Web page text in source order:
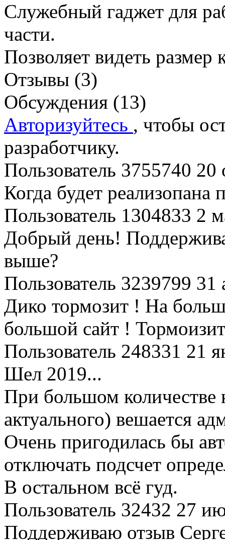
Служебный гаджет для
части.
Позволяет видеть
Отзывы (3)
Обсуждения (13)
Авторизуйтесь , чтобы
разработчику.
Пользователь 3755740 20
Когда будет реализопана
Пользователь 1304833 2
Добрый день!
выше?
Пользователь 3239799 31
Дико тормозит ! На
большой сайт !
Пользователь 248331 21
Шел 2019...
При большом
актуального) вешается
Очень пригодилась бы
отключать подсчет
В остальном всё гуд.
Пользователь 32432 27
Поддерживаю отзыв